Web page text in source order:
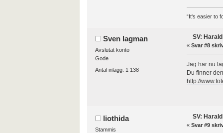
“It's easier to
Sven lagman
Avslutat konto
Gode
Antal inlägg: 1 138
SV:
« Svar #8
Jag har nu
Du finner
http://
liothida
Stammis
SV:
« Svar #9